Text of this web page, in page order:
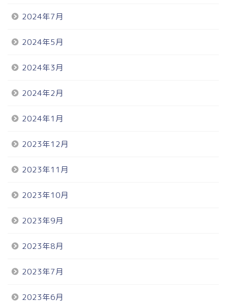
2024年7月
2024年5月
2024年3月
2024年2月
2024年1月
2023年12月
2023年11月
2023年10月
2023年9月
2023年8月
2023年7月
2023年6月